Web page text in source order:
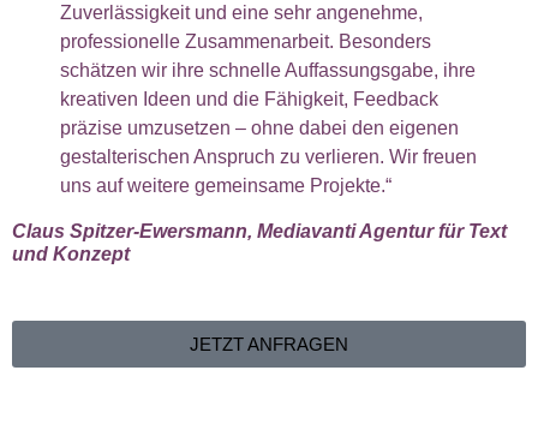
Zuverlässigkeit und eine sehr angenehme,
professionelle Zusammenarbeit. Besonders
schätzen wir ihre schnelle Auffassungsgabe, ihre
kreativen Ideen und die Fähigkeit, Feedback
präzise umzusetzen – ohne dabei den eigenen
gestalterischen Anspruch zu verlieren. Wir freuen
uns auf weitere gemeinsame Projekte.“
Claus Spitzer-Ewersmann, Mediavanti Agentur für Text
und Konzept
JETZT ANFRAGEN